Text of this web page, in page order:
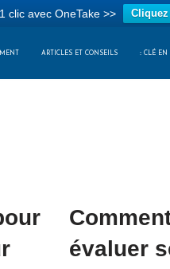
clic avec OneTake >> Cliquez
ARTICLES ET CONSEILS :: CLÉ
évaluer